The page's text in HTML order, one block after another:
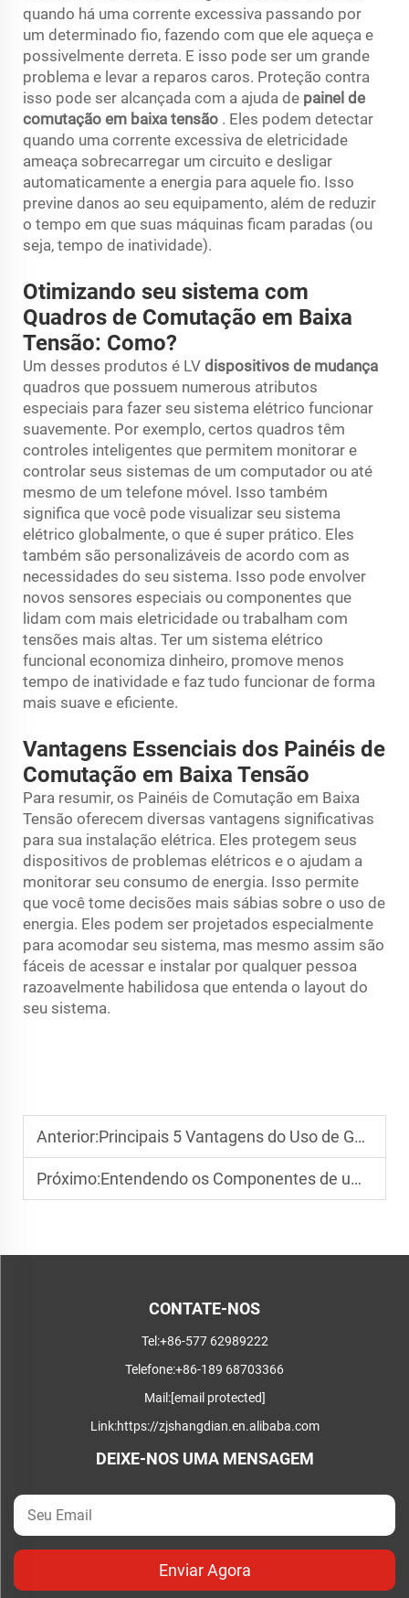
quando há uma corrente excessiva passando por
um determinado fio, fazendo com que ele aqueça e
possivelmente derreta. E isso pode ser um grande
problema e levar a reparos caros. Proteção contra
isso pode ser alcançada com a ajuda de painel de
comutação em baixa tensão . Eles podem detectar
quando uma corrente excessiva de eletricidade
ameaça sobrecarregar um circuito e desligar
automaticamente a energia para aquele fio. Isso
previne danos ao seu equipamento, além de reduzir
o tempo em que suas máquinas ficam paradas (ou
seja, tempo de inatividade).
Otimizando seu sistema com
Quadros de Comutação em Baixa
Tensão: Como?
Um desses produtos é LV dispositivos de mudança
quadros que possuem numerous atributos
especiais para fazer seu sistema elétrico funcionar
suavemente. Por exemplo, certos quadros têm
controles inteligentes que permitem monitorar e
controlar seus sistemas de um computador ou até
mesmo de um telefone móvel. Isso também
significa que você pode visualizar seu sistema
elétrico globalmente, o que é super prático. Eles
também são personalizáveis de acordo com as
necessidades do seu sistema. Isso pode envolver
novos sensores especiais ou componentes que
lidam com mais eletricidade ou trabalham com
tensões mais altas. Ter um sistema elétrico
funcional economiza dinheiro, promove menos
tempo de inatividade e faz tudo funcionar de forma
mais suave e eficiente.
Vantagens Essenciais dos Painéis de
Comutação em Baixa Tensão
Para resumir, os Painéis de Comutação em Baixa
Tensão oferecem diversas vantagens significativas
para sua instalação elétrica. Eles protegem seus
dispositivos de problemas elétricos e o ajudam a
monitorar seu consumo de energia. Isso permite
que você tome decisões mais sábias sobre o uso de
energia. Eles podem ser projetados especialmente
para acomodar seu sistema, mas mesmo assim são
fáceis de acessar e instalar por qualquer pessoa
razoavelmente habilidosa que entenda o layout do
seu sistema.
Anterior:Principais 5 Vantagens do Uso de Gabinetes de Distribuição Modular em Configurações Industriais
Próximo:Entendendo os Componentes de uma Caixa de Distribuição e Como Eles Funcionam
CONTATE-NOS
Tel:+86-577 62989222
Telefone:+86-189 68703366
Mail:[email protected]
Link:https://zjshangdian.en.alibaba.com
DEIXE-NOS UMA MENSAGEM
Enviar Agora